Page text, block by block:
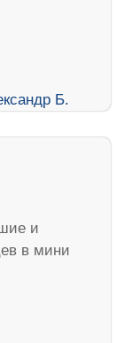
и
в мини